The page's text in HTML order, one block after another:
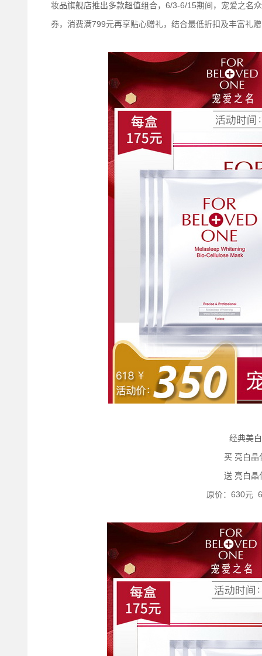
妆品旗舰店推出多款超值组合，6/3-6/15期间，宠爱之名
券，消费满799元再享贴心赠礼，结合最低折扣及丰富礼
经典美
买 亮白晶
送 亮白晶
原价：630元